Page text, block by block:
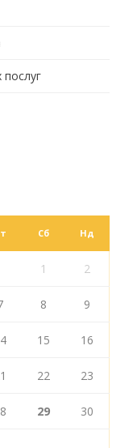
послуг
Сб Нд
1 2
8 9
15 16
22 23
29 30